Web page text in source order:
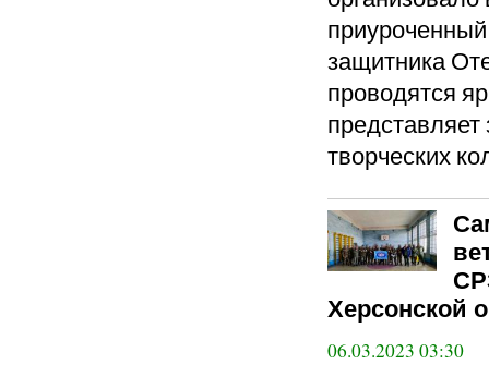
защитника
проводятся
творческих
Херсонской
06.03.2023 03:30